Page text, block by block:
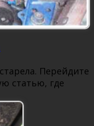
Перейдите
статью, где